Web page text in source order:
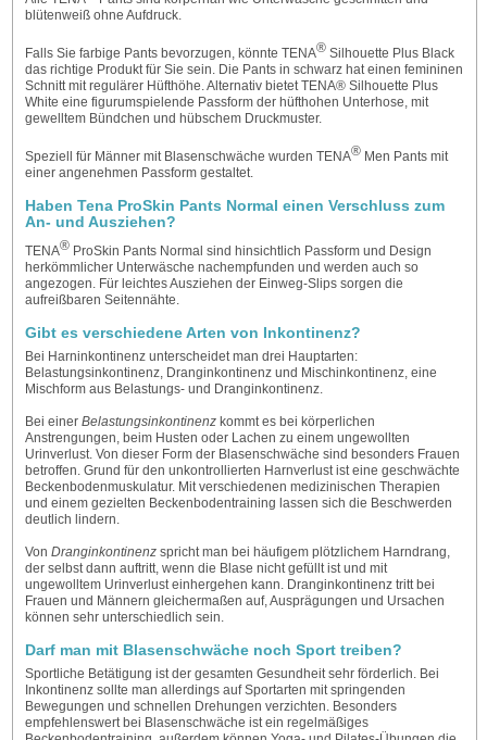
blütenweiß ohne Aufdruck.
Falls Sie farbige Pants bevorzugen, könnte TENA®Silhouette Plus Black
das richtige Produkt für Sie sein. Die Pants in schwarz hat einen femininen
Schnitt mit regulärer Hüfthöhe. Alternativ bietet TENA® Silhouette Plus
White eine figurumspielende Passform der hüfthohen Unterhose, mit
gewelltem Bündchen und hübschem Druckmuster.
Speziell für Männer mit Blasenschwäche wurden TENA®Men Pants mit
einer angenehmen Passform gestaltet.
Haben Tena ProSkin Pants Normal einen Verschluss zum
An- und Ausziehen?
TENA®ProSkin Pants Normal sind hinsichtlich Passform und Design
herkömmlicher Unterwäsche nachempfunden und werden auch so
angezogen. Für leichtes Ausziehen der Einweg-Slips sorgen die
aufreißbaren Seitennähte.
Gibt es verschiedene Arten von Inkontinenz?
Bei Harninkontinenz unterscheidet man drei Hauptarten:
Belastungsinkontinenz, Dranginkontinenz und Mischinkontinenz, eine
Mischform aus Belastungs- und Dranginkontinenz.
Bei einer Belastungsinkontinenzkommt es bei körperlichen
Anstrengungen, beim Husten oder Lachen zu einem ungewollten
Urinverlust. Von dieser Form der Blasenschwäche sind besonders Frauen
betroffen. Grund für den unkontrollierten Harnverlust ist eine geschwächte
Beckenbodenmuskulatur. Mit verschiedenen medizinischen Therapien
und einem gezielten Beckenbodentraining lassen sich die Beschwerden
deutlich lindern.
Von Dranginkontinenzspricht man bei häufigem plötzlichem Harndrang,
der selbst dann auftritt, wenn die Blase nicht gefüllt ist und mit
ungewolltem Urinverlust einhergehen kann. Dranginkontinenz tritt bei
Frauen und Männern gleichermaßen auf, Ausprägungen und Ursachen
können sehr unterschiedlich sein.
Darf man mit Blasenschwäche noch Sport treiben?
Sportliche Betätigung ist der gesamten Gesundheit sehr förderlich. Bei
Inkontinenz sollte man allerdings auf Sportarten mit springenden
Bewegungen und schnellen Drehungen verzichten. Besonders
empfehlenswert bei Blasenschwäche ist ein regelmäßiges